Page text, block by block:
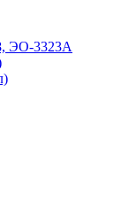
ЭО-3323А